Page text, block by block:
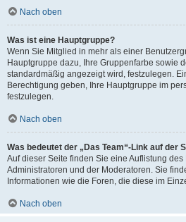
Nach oben
Was ist eine Hauptgruppe?
Wenn Sie Mitglied in mehr als einer
Hauptgruppe dazu, Ihre Gruppenfarbe sowie
standardmäßig angezeigt wird, festzulegen.
Berechtigung geben, Ihre Hauptgruppe im
festzulegen.
Nach oben
Was bedeutet der „Das Team“-Link auf der
Auf dieser Seite finden Sie eine Auflistung
Administratoren und der Moderatoren. Sie
Informationen wie die Foren, die diese im
Nach oben